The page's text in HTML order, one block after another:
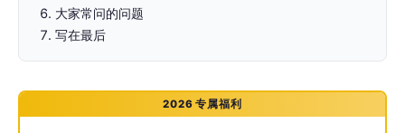
大家常问的问题
写在最后
2026 专属福利